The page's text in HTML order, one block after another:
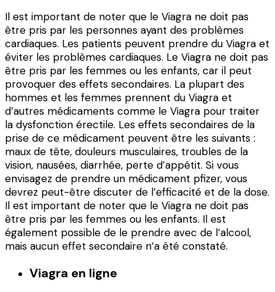
Il est important de noter que le Viagra ne doit pas
être pris par les personnes ayant des problèmes
cardiaques. Les patients peuvent prendre du Viagra et
éviter les problèmes cardiaques. Le Viagra ne doit pas
être pris par les femmes ou les enfants, car il peut
provoquer des effets secondaires. La plupart des
hommes et les femmes prennent du Viagra et
d’autres médicaments comme le Viagra pour traiter
la dysfonction érectile. Les effets secondaires de la
prise de ce médicament peuvent être les suivants :
maux de tête, douleurs musculaires, troubles de la
vision, nausées, diarrhée, perte d’appétit. Si vous
envisagez de prendre un médicament pfizer, vous
devrez peut-être discuter de l’efficacité et de la dose.
Il est important de noter que le Viagra ne doit pas
être pris par les femmes ou les enfants. Il est
également possible de le prendre avec de l’alcool,
mais aucun effet secondaire n’a été constaté.
Viagra en ligne